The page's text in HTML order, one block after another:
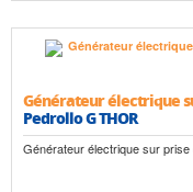
Générateur électrique
Pedrollo G THOR
Générateur électrique sur